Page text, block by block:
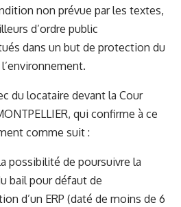
non prévue par les textes,
d’ordre public
dans un but de protection du
du locataire devant la Cour
qui confirme à ce
comme suit :
possibilité de poursuivre la
bail pour défaut de
d’un ERP (daté de moins de 6